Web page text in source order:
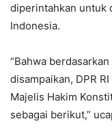
diperintahkan untuk
Indonesia.
“Bahwa
disampaikan, DPR
Majelis Hakim
sebagai berikut,”